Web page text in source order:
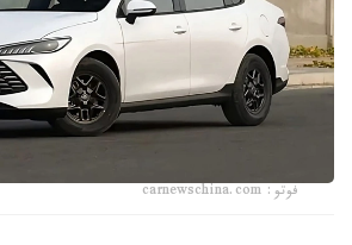
فوتو: carnewschina.com